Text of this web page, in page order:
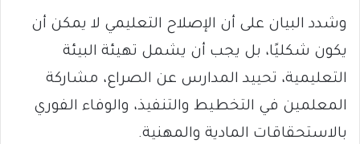
وشدد البيان على أن الإصلاح التعليمي لا يمكن أن
يكون شكليًا، بل يجب أن يشمل تهيئة البيئة
التعليمية، تحييد المدارس عن الصراع، مشاركة
المعلمين في التخطيط والتنفيذ، والوفاء الفوري
بالاستحقاقات المادية والمهنية.